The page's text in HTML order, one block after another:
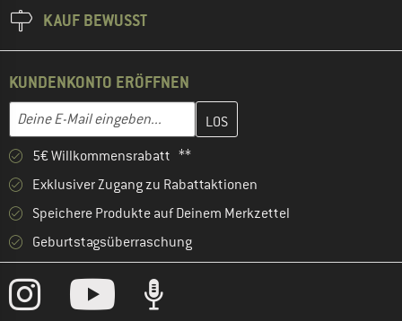
KAUF BEWUSST
KUNDENKONTO ERÖFFNEN
E-Mail-Adresse
Gib hier deine E-Mail-Adresse ein und erstelle im nächsten
5€ Willkommensrabatt **
Exklusiver Zugang zu Rabattaktionen
Speichere Produkte auf Deinem Merkzettel
Geburtstagsüberraschung